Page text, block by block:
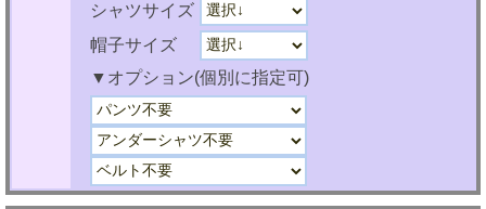
シャツサイズ
帽子サイズ
▼オプション(個別に指定可)